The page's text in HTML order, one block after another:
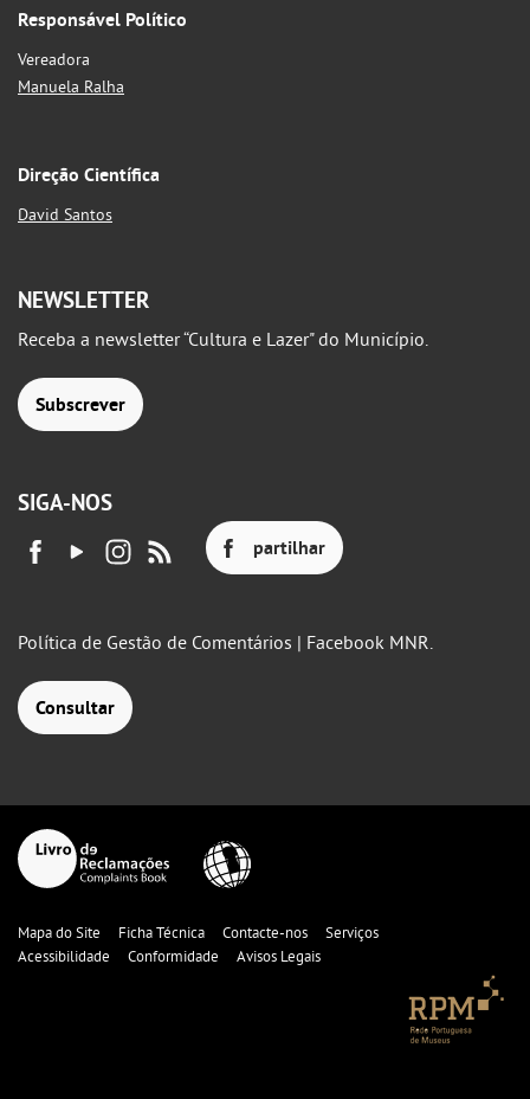
Responsável Político
Vereadora
Manuela Ralha
Direção Científica
David Santos
NEWSLETTER
Receba a newsletter “Cultura e Lazer" do Município.
Subscrever
SIGA-NOS
partilhar
Política de Gestão de Comentários | Facebook MNR.
Consultar
Mapa do Site Ficha Técnica Contacte-nos
Serviços
Acessibilidade
Conformidade Avisos Legais